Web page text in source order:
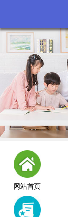
网站首页